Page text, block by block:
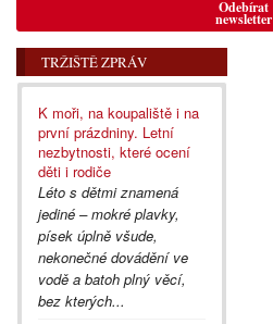
Odebírat
newsletter
TRŽIŠTĚ ZPRÁV
K moři, na koupaliště i na
první prázdniny. Letní
nezbytnosti, které ocení
děti i rodiče
Léto s dětmi znamená
jediné – mokré plavky,
písek úplně všude,
nekonečné dovádění ve
vodě a batoh plný věcí,
bez kterých...